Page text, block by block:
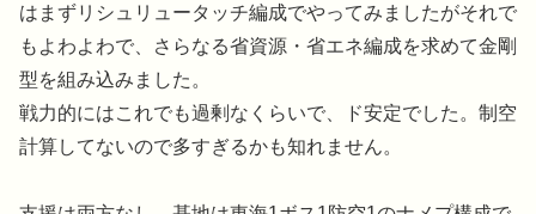
はまずリシュリュータッチ編成でやってみましたがそれで
もよわよわで、さらなる省資源・省エネ編成を求めて金剛
型を組み込みました。
戦力的にはこれでも過剰なくらいで、ド安定でした。制空
計算してないので多すぎるかも知れません。